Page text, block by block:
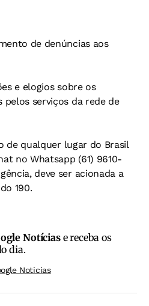
de denúncias aos
e elogios sobre os
serviços da rede de
de qualquer lugar do Brasil
no Whatsapp (61) 9610-
deve ser acionada a
190.
Notíciase receba os
dia.
Noticias